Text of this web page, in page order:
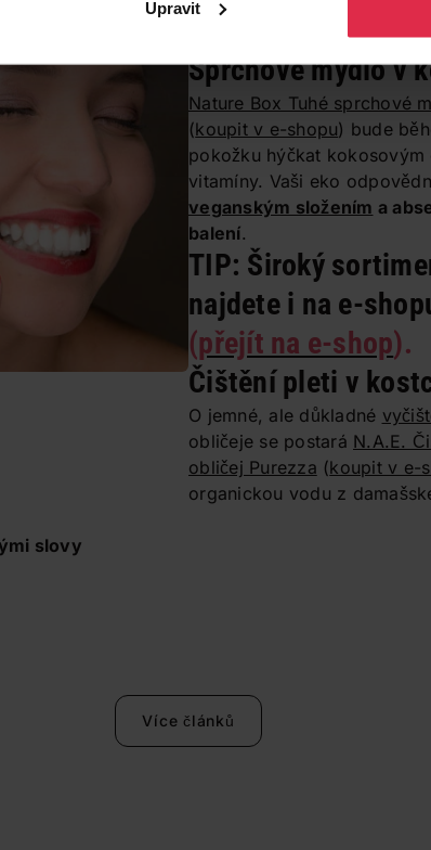
Upravit
koupit v e-shopu)
Sprchové mýdlo v
Nature Box Tuhé sprchové
(koupit v e-shopu) bude
pokožku hýčkat
vitamíny. Vaši eko
veganským složením a
balení.
TIP: Široký
najdete i na e-
(přejít na e-shop).
Čištění pleti v
O jemné, ale důkladné
obličeje se postará N.A.E.
obličej Purezza (koupit v e-
organickou vodu z
slovy
Více článků